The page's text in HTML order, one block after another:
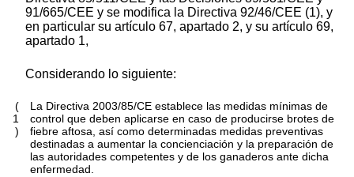
91/665/CEE y se modifica la Directiva 92/46/CEE (1), y
en particular su artículo 67, apartado 2, y su artículo 69,
apartado 1,
Considerando lo siguiente:
(
1
)
La Directiva 2003/85/CE establece las medidas mínimas de
control que deben aplicarse en caso de producirse brotes de
fiebre aftosa, así como determinadas medidas preventivas
destinadas a aumentar la concienciación y la preparación de
las autoridades competentes y de los ganaderos ante dicha
enfermedad.